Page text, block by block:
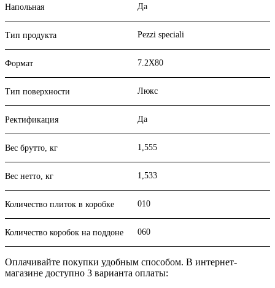
Напольная Да
Тип продукта Pezzi speciali
Формат 7.2X80
Тип поверхности Люкс
Ректификация Да
Вес брутто, кг 1,555
Вес нетто, кг 1,533
Количество плиток в коробке 010
Количество коробок на поддоне 060
Оплачивайте покупки удобным способом. В интернет-
магазине доступно 3 варианта оплаты: